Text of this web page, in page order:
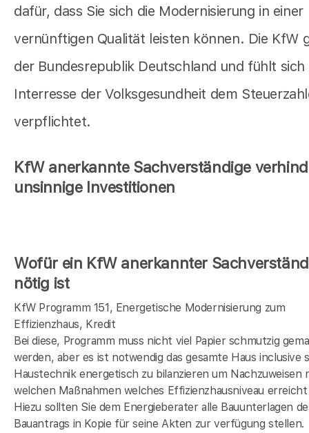
dafür, dass Sie sich die Modernisierung in einer
vernünftigen Qualität leisten können. Die KfW
der Bundesrepublik Deutschland und fühlt sich
Interresse der Volksgesundheit dem
verpflichtet.
KfW anerkannte Sachverständige
unsinnige Investitionen
Wofür ein KfW anerkannter
nötig ist
KfW Programm 151, Energetische Modernisierung zum
Effizienzhaus, Kredit
Bei diese, Programm muss nicht viel Papier schmutzig
werden, aber es ist notwendig das gesamte Haus inclusive
Haustechnik energetisch zu bilanzieren um Nachzuweisen
welchen Maßnahmen welches Effizienzhausniveau
Hiezu sollten Sie dem Energieberater alle Bauunterlagen
Bauantrags in Kopie für seine Akten zur verfügung stellen.